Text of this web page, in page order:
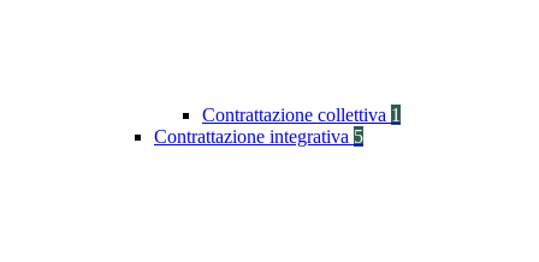
Contrattazione collettiva 1
Contrattazione integrativa 5